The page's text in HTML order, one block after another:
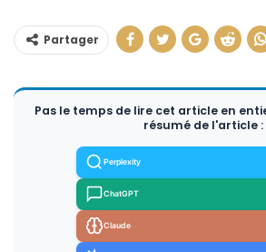
Partager
Pas le temps de lire cet article en
résumé de l'article :
Perplexity
ChatGPT
Claude